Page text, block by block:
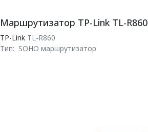
Маршрутизатор TP-Link TL-R860
TP-LinkTL-R860
Тип: SOHO маршрутизатор